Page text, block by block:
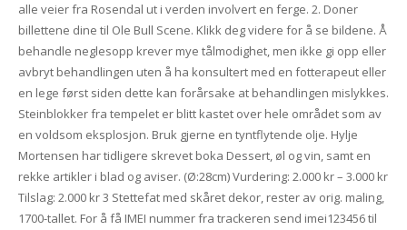
alle veier fra Rosendal ut i verden involvert en ferge. 2. Doner
billettene dine til Ole Bull Scene. Klikk deg videre for å se bildene. Å
behandle neglesopp krever mye tålmodighet, men ikke gi opp eller
avbryt behandlingen uten å ha konsultert med en fotterapeut eller
en lege først siden dette kan forårsake at behandlingen mislykkes.
Steinblokker fra tempelet er blitt kastet over hele området som av
en voldsom eksplosjon. Bruk gjerne en tyntflytende olje. Hylje
Mortensen har tidligere skrevet boka Dessert, øl og vin, samt en
rekke artikler i blad og aviser. (Ø:28cm) Vurdering: 2.000 kr – 3.000 kr
Tilslag: 2.000 kr 3 Stettefat med skåret dekor, rester av orig. maling,
1700-tallet. For å få IMEI nummer fra trackeren send imei123456 til